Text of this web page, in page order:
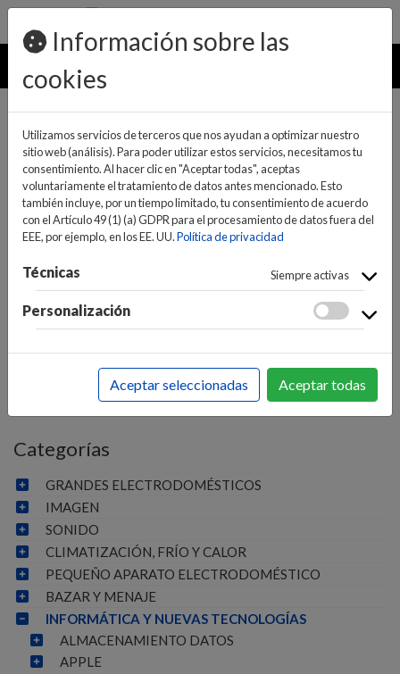
pedidos@ideaelectrodomesticos.com
924 047 836
MENU
INICIO>INFORMÁTICA Y NUEVAS TECNOLOGÍAS>
GAMING / CONSOLAS
JUEGOS Y ACCESORIOS >
Categorías
GRANDES ELECTRODOMÉSTICOS
IMAGEN
SONIDO
CLIMATIZACIÓN, FRÍO Y CALOR
PEQUEÑO APARATO ELECTRODOMÉSTICO
BAZAR Y MENAJE
INFORMÁTICA Y NUEVAS TECNOLOGÍAS
ALMACENAMIENTO DATOS
APPLE
Información sobre las
cookies
Utilizamos servicios de terceros que nos ayudan a optimizar nuestro
sitio web (análisis). Para poder utilizar estos servicios, necesitamos tu
consentimiento. Al hacer clic en "Aceptar todas", aceptas
voluntariamente el tratamiento de datos antes mencionado. Esto
también incluye, por un tiempo limitado, tu consentimiento de acuerdo
con el Artículo 49 (1) (a) GDPR para el procesamiento de datos fuera del
EEE, por ejemplo, en los EE. UU.Política de privacidad
Técnicas Siempre activas
Personalización
Aceptar seleccionadas Aceptar todas